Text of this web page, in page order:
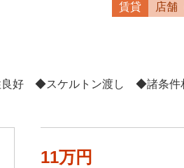
賃貸 店舗
良好 ◆スケルトン渡し ◆諸条
11万円